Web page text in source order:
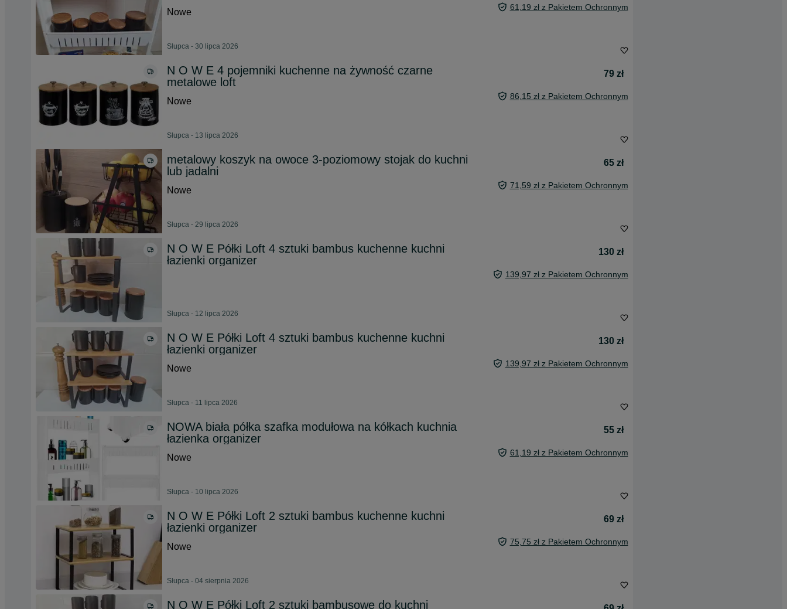
Nowe 61,19 zł z Pakietem Ochronnym
Słupca - 30 lipca 2026
N O W E 4 pojemniki kuchenne na żywność czarne
metalowe loft
79 zł
Nowe 86,15 zł z Pakietem Ochronnym
Słupca - 13 lipca 2026
metalowy koszyk na owoce 3-poziomowy stojak do kuchni
lub jadalni
65 zł
Nowe 71,59 zł z Pakietem Ochronnym
Słupca - 29 lipca 2026
N O W E Półki Loft 4 sztuki bambus kuchenne kuchni
łazienki organizer
130 zł
139,97 zł z Pakietem Ochronnym
Słupca - 12 lipca 2026
N O W E Półki Loft 4 sztuki bambus kuchenne kuchni
łazienki organizer
130 zł
Nowe 139,97 zł z Pakietem Ochronnym
Słupca - 11 lipca 2026
NOWA biała półka szafka modułowa na kółkach kuchnia
łazienka organizer
55 zł
Nowe 61,19 zł z Pakietem Ochronnym
Słupca - 10 lipca 2026
N O W E Półki Loft 2 sztuki bambus kuchenne kuchni
łazienki organizer
69 zł
Nowe 75,75 zł z Pakietem Ochronnym
Słupca - 04 sierpnia 2026
N O W E Półki Loft 2 sztuki bambusowe do kuchni